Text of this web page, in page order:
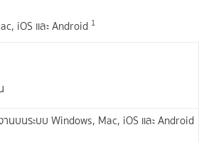
iOS และ Android​ 1
านบนระบบ Windows, Mac, iOS และ Android​